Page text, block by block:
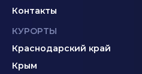
Контакты
КУРОРТЫ
Краснодарский край
Крым